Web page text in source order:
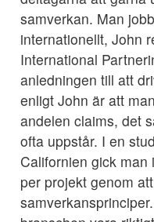
samverkan. Man
internationellt, John
International
anledningen till att
enligt John är att
andelen claims, det
ofta uppstår. I en
Californien gick
per projekt genom